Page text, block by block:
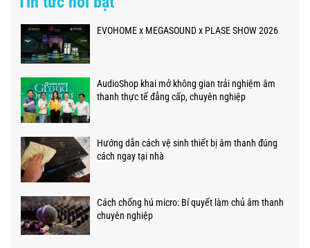
EVOHOME x MEGASOUND x PLASE SHOW 2026
AudioShop khai mở không gian trải nghiệm âm
thanh thực tế đẳng cấp, chuyên nghiệp
Hướng dẫn cách vệ sinh thiết bị âm thanh đúng
cách ngay tại nhà
Cách chống hú micro: Bí quyết làm chủ âm thanh
chuyên nghiệp